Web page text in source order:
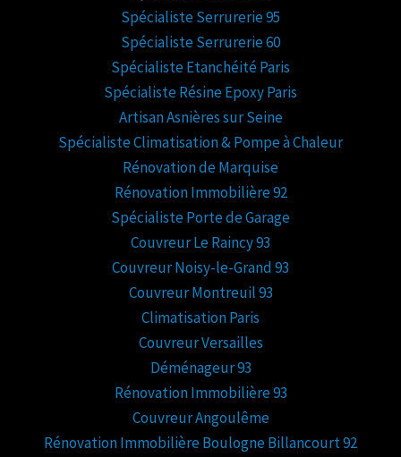
Spécialiste Serrurerie 95
Spécialiste Serrurerie 60
Spécialiste Etanchéité Paris
Spécialiste Résine Epoxy Paris
Artisan Asnières sur Seine
Spécialiste Climatisation & Pompe à Chaleur
Rénovation de Marquise
Rénovation Immobilière 92
Spécialiste Porte de Garage
Couvreur Le Raincy 93
Couvreur Noisy-le-Grand 93
Couvreur Montreuil 93
Climatisation Paris
Couvreur Versailles
Déménageur 93
Rénovation Immobilière 93
Couvreur Angoulême
Rénovation Immobilière Boulogne Billancourt 92